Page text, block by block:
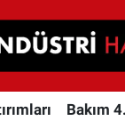
Bakım